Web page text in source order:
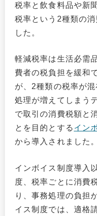
税率と飲食料品や新
税率という2種類の
した。
軽減税率は生活必需
費者の税負担を緩和
が、2種類の税率が
処理が増えてしまう
で取引の消費税額と
とを目的とする イン
から導入されました。
インボイス制度導入
度、税率ごとに消費
り、事務処理の負担
イス制度では、適格